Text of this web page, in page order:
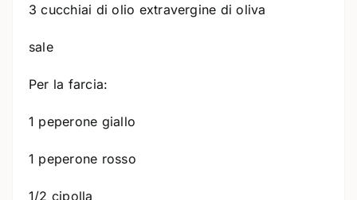
3 cucchiai di olio extravergine di oliva
sale
Per la farcia:
1 peperone giallo
1 peperone rosso
1/2 cipolla